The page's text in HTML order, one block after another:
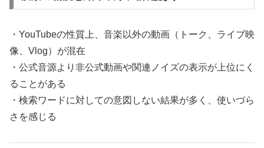
・YouTubeの性質上、音楽以外の動画（トーク、ライブ映
像、Vlog）が混在
・公式音源より非公式動画や関連ノイズの表示が上位にく
ることがある
・検索ワードに対しての意図しない結果が多く、使いづら
さを感じる